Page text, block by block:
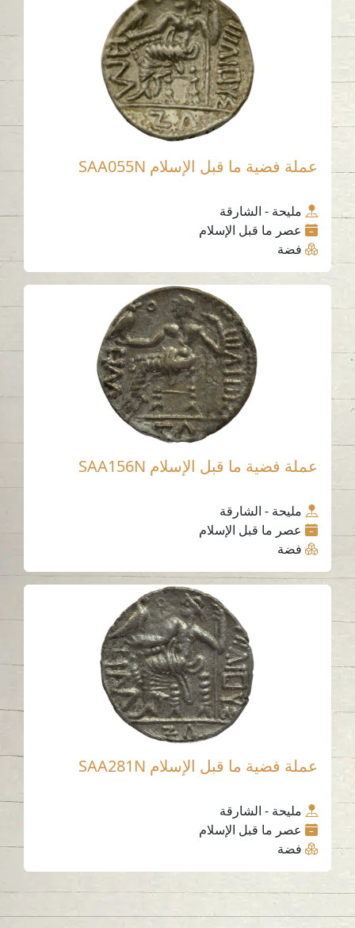
عملة فضية ما قبل الإسلام SAA055N
مليحة - الشارقة
عصر ما قبل الإسلام
فضة
عملة فضية ما قبل الإسلام SAA156N
مليحة - الشارقة
عصر ما قبل الإسلام
فضة
عملة فضية ما قبل الإسلام SAA281N
مليحة - الشارقة
عصر ما قبل الإسلام
فضة